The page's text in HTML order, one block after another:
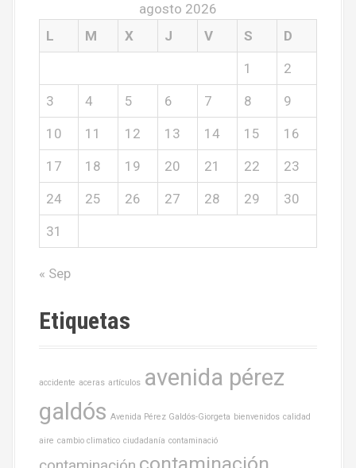
agosto 2026
L
M X J V S D
1 2
3 4 5 6 7 8 9
10 11 12 13 14 15 16
17 18 19 20 21 22 23
24 25 26 27 28 29 30
31
« Sep
Etiquetas
accidente aceras artículos avenida pérez
galdós Avenida Pérez Galdós-Giorgeta bienvenidos calidad
aire cambio climatico ciudadanía contaminació